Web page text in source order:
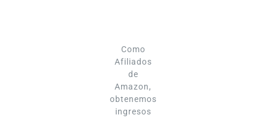
Como
Afiliados
de
Amazon,
obtenemos
ingresos